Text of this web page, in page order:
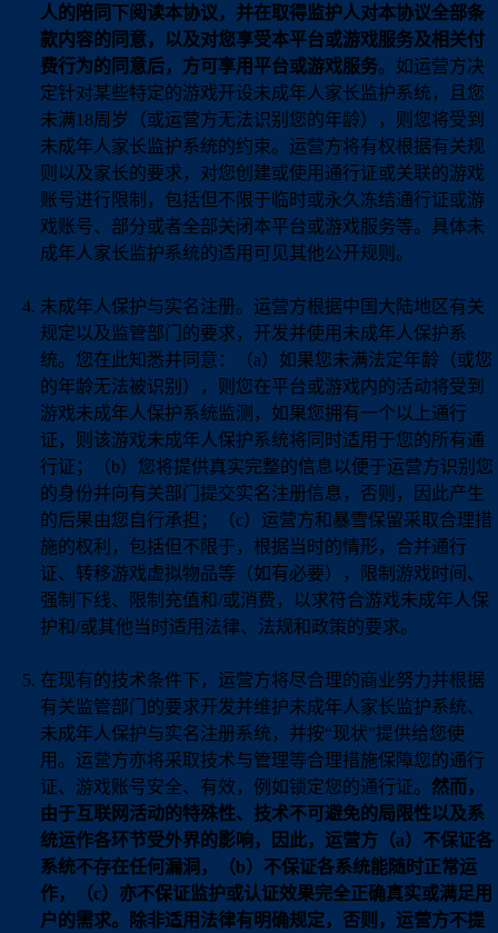
人的陪同下阅读本协议，并在取得监护人对本协议全部条
款内容的同意，以及对您享受本平台或游戏服务及相关付
费行为的同意后，方可享用平台或游戏服务。如运营方决
定针对某些特定的游戏开设未成年人家长监护系统，且您
未满18周岁（或运营方无法识别您的年龄），则您将受到
未成年人家长监护系统的约束。运营方将有权根据有关规
则以及家长的要求，对您创建或使用通行证或关联的游戏
账号进行限制，包括但不限于临时或永久冻结通行证或游
戏账号、部分或者全部关闭本平台或游戏服务等。具体未
成年人家长监护系统的适用可见其他公开规则。
未成年人保护与实名注册。运营方根据中国大陆地区有关
规定以及监管部门的要求，开发并使用未成年人保护系
统。您在此知悉并同意：（a）如果您未满法定年龄（或您
的年龄无法被识别），则您在平台或游戏内的活动将受到
游戏未成年人保护系统监测，如果您拥有一个以上通行
证，则该游戏未成年人保护系统将同时适用于您的所有通
行证；（b）您将提供真实完整的信息以便于运营方识别您
的身份并向有关部门提交实名注册信息，否则，因此产生
的后果由您自行承担；（c）运营方和暴雪保留采取合理措
施的权利，包括但不限于，根据当时的情形，合并通行
证、转移游戏虚拟物品等（如有必要），限制游戏时间、
强制下线、限制充值和/或消费，以求符合游戏未成年人保
护和/或其他当时适用法律、法规和政策的要求。
在现有的技术条件下，运营方将尽合理的商业努力并根据
有关监管部门的要求开发并维护未成年人家长监护系统、
未成年人保护与实名注册系统，并按“现状”提供给您使
用。运营方亦将采取技术与管理等合理措施保障您的通行
证、游戏账号安全、有效，例如锁定您的通行证。 然而，
由于互联网活动的特殊性、技术不可避免的局限性以及系
统运作各环节受外界的影响，因此，运营方（a）不保证各
系统不存在任何漏洞，（b）不保证各系统能随时正常运
作，（c）亦不保证监护或认证效果完全正确真实或满足用
户的需求。除非适用法律有明确规定，否则，运营方不提